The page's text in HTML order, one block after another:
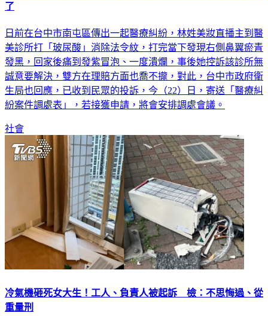
了
日前在台中市南屯區傳出一起醫療糾紛，林姓美妝直播主到醫
美診所打「玻尿酸」消除法令紋，打完當下發現右側鼻翼瘀青
發黑，回家後痛到發紫冒泡、一度潰爛，事後她控訴該診所無
誠意要解決，雙方在理賠方面也喬不攏，對此，台中市政府衛
生局也回應，已收到民眾的投訴，今（22）日，寄送「醫療糾
紛案件調處表」，若接獲申請，將會安排調處會議。
社會
冷氣機砸死女大生！工人、負責人被起訴 檢：不思悔過、從
重量刑